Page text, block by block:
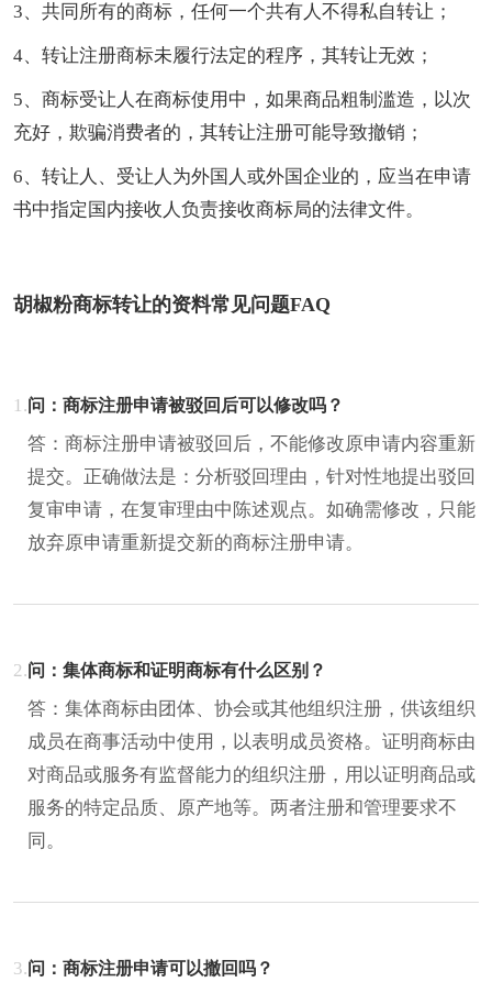
3、共同所有的商标，任何一个共有人不得私自转让；
4、转让注册商标未履行法定的程序，其转让无效；
5、商标受让人在商标使用中，如果商品粗制滥造，以次
充好，欺骗消费者的，其转让注册可能导致撤销；
6、转让人、受让人为外国人或外国企业的，应当在申请
书中指定国内接收人负责接收商标局的法律文件。
胡椒粉商标转让的资料常见问题FAQ
1.问：商标注册申请被驳回后可以修改吗？
答：商标注册申请被驳回后，不能修改原申请内容重新
提交。正确做法是：分析驳回理由，针对性地提出驳回
复审申请，在复审理由中陈述观点。如确需修改，只能
放弃原申请重新提交新的商标注册申请。
2.问：集体商标和证明商标有什么区别？
答：集体商标由团体、协会或其他组织注册，供该组织
成员在商事活动中使用，以表明成员资格。证明商标由
对商品或服务有监督能力的组织注册，用以证明商品或
服务的特定品质、原产地等。两者注册和管理要求不
同。
3.问：商标注册申请可以撤回吗？